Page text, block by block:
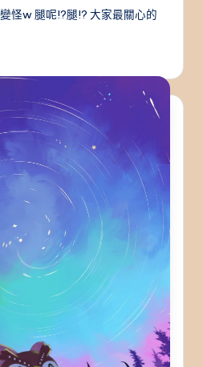
怪w 腿呢!?腿!? 大家最關心的